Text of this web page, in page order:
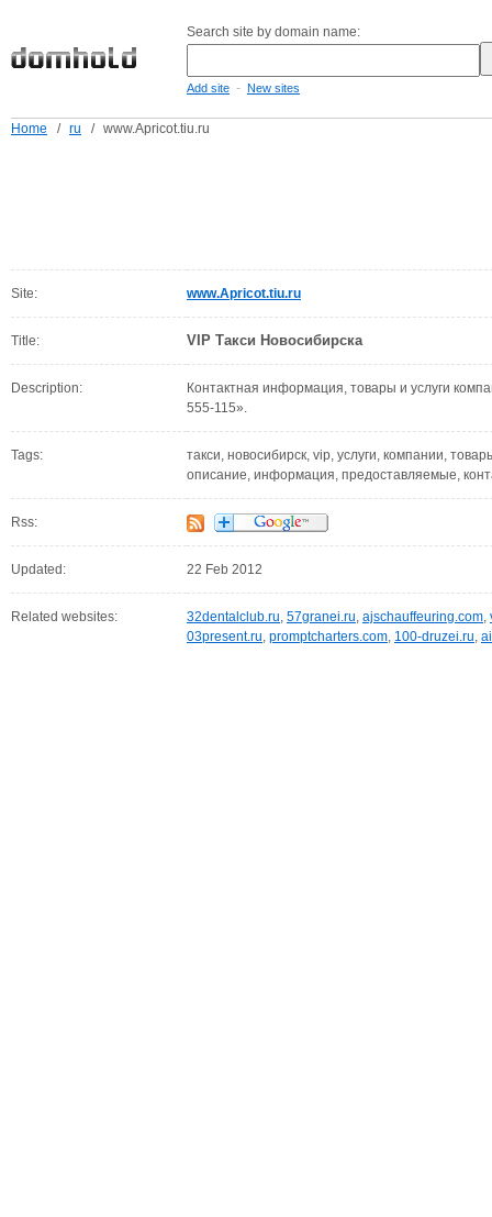
Search site by domain name:
Add site - New sites
Home / ru / www.Apricot.tiu.ru
Site: www.Apricot.tiu.ru
Title: VIP Такси Новосибирска
Description:
Контактная информация, товары и услуги
555-115».
Tags:
такси, новосибирск, vip, услуги, компании,
описание, информация, предоставляемые,
Rss:
Updated: 22 Feb 2012
Related websites: 32dentalclub.ru, 57granei.ru, ajschauffeuring.com,
03present.ru, promptcharters.com, 100-druzei.ru,